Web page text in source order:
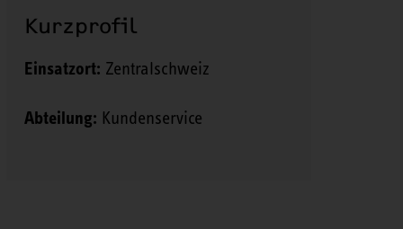
Kurzprofil
Einsatzort: Zentralschweiz
Abteilung: Kundenservice